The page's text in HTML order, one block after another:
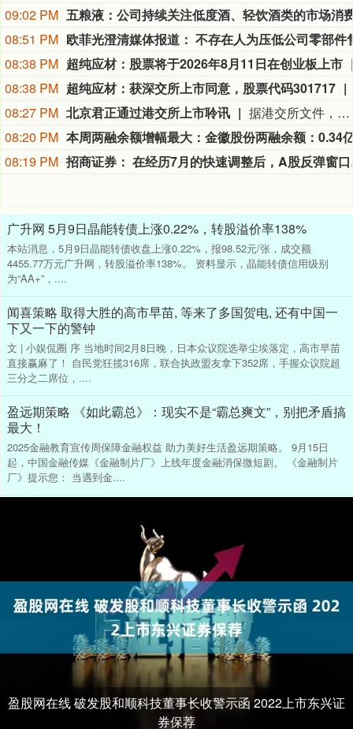
09:02 PM
08:51 PM
08:38 PM 超纯应材：股票将于2026年8月11日在创业板上市
08:38 PM 超纯应材：获深交所上市同意，股票代码301717
08:27 PM 北京君正通过港交所上市聆讯
据港交所文件，8月9日，北京君正集成电路股份有限公司更新聆讯后资料集，意味着该公司港交所IPO通过聆讯。
08:20 PM
08:19 PM
招商
广升网 5月9日晶能转债上涨0.22%，转股溢价率138%
本站消息，5月9日晶能转债收盘上涨0.22%，报98.52元/张，成交额
4455.77万元广升网，转股溢价率138%。 资料显示，晶能转债信用级别
为“AA+”，....
闻喜策略 取得大胜的高市早苗, 等来了多国贺电, 还有中国一
下又一下的警钟
文 | 小娱侃圈 序 当地时间2月8日晚，日本众议院选举尘埃落定，高市早苗
直接赢麻了！ 自民党狂揽316席，联合执政盟友拿下352席，手握众议院超
三分之二席位，....
盈远期策略 《如此霸总》：现实不是“霸总爽文”，别把矛盾搞
最大！
2025金融教育宣传周保障金融权益 助力美好生活盈远期策略。 9月15日
起，中国金融传媒《金融制片厂》上线年度金融消保微短剧。 《金融制片
厂》提示您： 当遇到金....
盈股网在线 破发股和顺科技董事长收警示函 2022上市东兴证
券保荐